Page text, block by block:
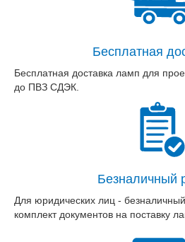
Бесплатная
Бесплатная доставка ламп для
до ПВЗ СДЭК.
Безналичный
Для юридических лиц - безналичный
комплект документов на поставку